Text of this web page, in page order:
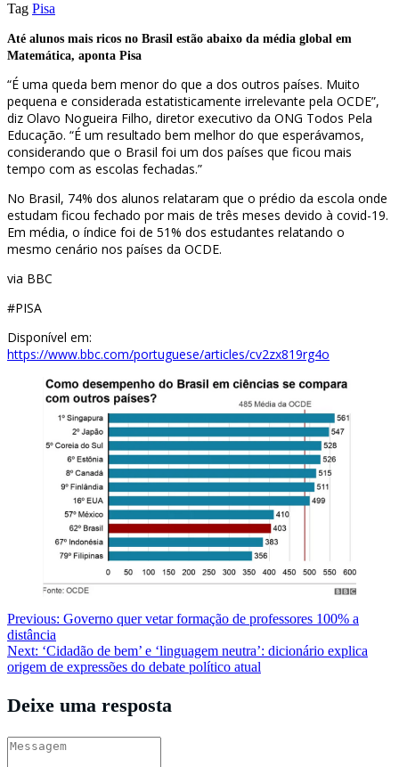
Tag Pisa
Até alunos mais ricos no Brasil estão abaixo da média global em
Matemática, aponta Pisa
“É uma queda bem menor do que a dos outros países. Muito
pequena e considerada estatisticamente irrelevante pela OCDE”,
diz Olavo Nogueira Filho, diretor executivo da ONG Todos Pela
Educação. “É um resultado bem melhor do que esperávamos,
considerando que o Brasil foi um dos países que ficou mais
tempo com as escolas fechadas.”
No Brasil, 74% dos alunos relataram que o prédio da escola onde
estudam ficou fechado por mais de três meses devido à covid-19.
Em média, o índice foi de 51% dos estudantes relatando o
mesmo cenário nos países da OCDE.
via BBC
#PISA
Disponível em:
https://www.bbc.com/portuguese/articles/cv2zx819rg4o
Navegação
de
Post
Previous: Governo quer vetar formação de professores 100% a
distância
Next: ‘Cidadão de bem’ e ‘linguagem neutra’: dicionário explica
origem de expressões do debate político atual
Deixe uma resposta